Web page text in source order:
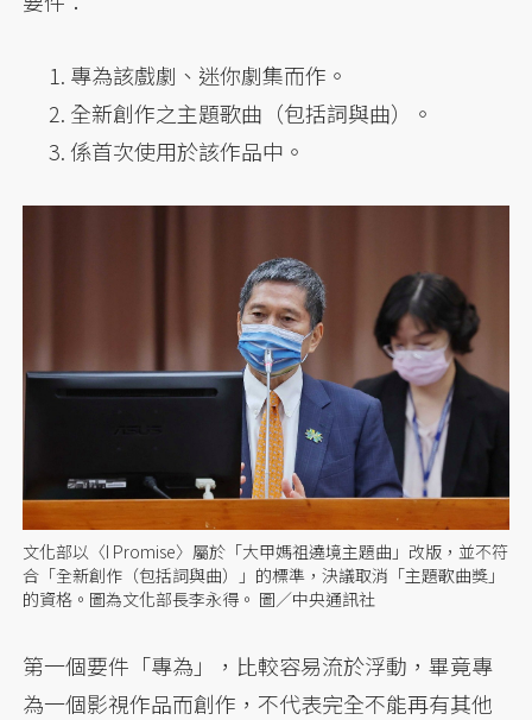
專為該戲劇、迷你劇集而作。
全新創作之主題歌曲（包括詞與曲）。
係首次使用於該作品中。
文化部以〈I Promise〉屬於「大甲媽祖遶境主題曲」改版，並不符
合「全新創作（包括詞與曲）」的標準，決議取消「主題歌曲獎」
的資格。圖為文化部長李永得。 圖／中央通訊社
第一個要件「專為」，比較容易流於浮動，畢竟專
為一個影視作品而創作，不代表完全不能再有其他